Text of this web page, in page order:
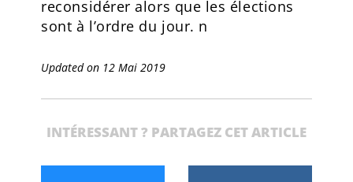
reconsidérer alors que les élections
sont à l’ordre du jour. n
Updated on 12 Mai 2019
INTÉRESSANT ? PARTAGEZ CET ARTICLE